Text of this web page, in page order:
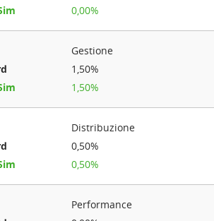
0,00%
Gestione
1,50%
1,50%
Distribuzione
0,50%
0,50%
Performance